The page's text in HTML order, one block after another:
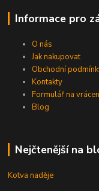
Informace pro
O nás
Jak nakupovat
Obchodní
Kontakty
Formulář na
Blog
Nejčtenější na
Kotva naděje